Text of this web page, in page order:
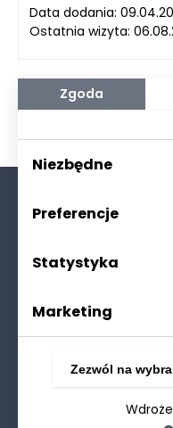
Data dodania:
Ostatnia wizyta:
Polityka prywatności
©2025 Realizacjastrony
Zgoda
Niezbędne
Preferencje
Statystyka
Marketing
Zezwól na